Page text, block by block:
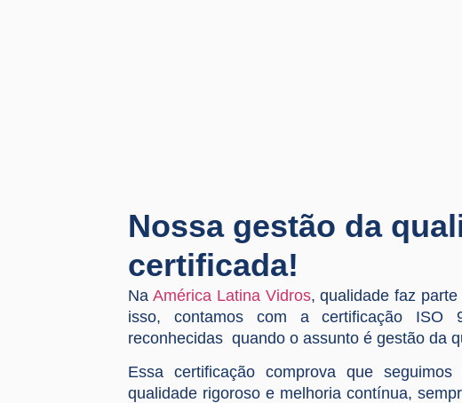
Nossa gestão da
certificada!
NaAmérica Latina Vidros, qualidade faz
isso, contamos com a certificação ISO
reconhecidas quando o assunto é gestão da
Essa certificação comprova que
qualidade rigoroso e melhoria contínua,